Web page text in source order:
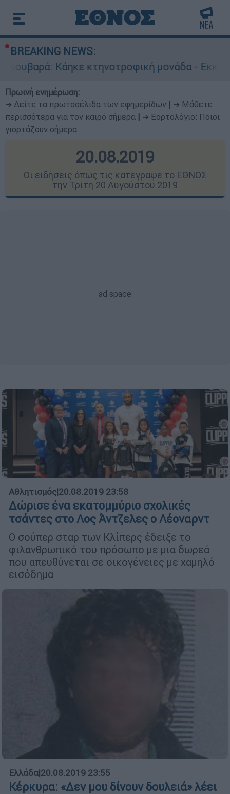
BREAKING NEWS:
κτηνοτροφική μονάδα - Εκκενώνεται ο
Πρωινή ενημέρωση:
➔ Δείτε τα πρωτοσέλιδα των εφημερίδων
➔ Μάθετε
περισσότερα για τον καιρό σήμερα
➔ Εορτολόγιο: Ποιοι
γιορτάζουν σήμερα
20.08.2019
Οι ειδήσεις όπως τις κατέγραψε το ΕΘΝΟΣ
την Τρίτη 20 Αυγούστου 2019
Αθλητισμός|20.08.2019 23:58
Δώρισε ένα εκατομμύριο σχολικές
τσάντες στο Λος Άντζελες ο Λέοναρντ
Ο σούπερ σταρ των Κλίπερς έδειξε το
φιλανθρωπικό του πρόσωπο με μια δωρεά
που απευθύνεται σε οικογένειες με χαμηλό
εισόδημα
Ελλάδα|20.08.2019 23:55
Κέρκυρα: «Δεν μου δίνουν δουλειά» λέει